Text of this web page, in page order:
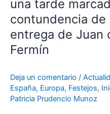
una tarde
contundencia de
entrega de Juan
Fermín
Deja un comentario /
España, Europa, Festejos,
Patricia Prudencio Munoz
en
una
tarde
por
la
esencia